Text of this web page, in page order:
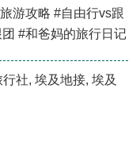
游攻略 #自由行vs跟
#和爸妈的旅行日记
行社, 埃及地接, 埃及